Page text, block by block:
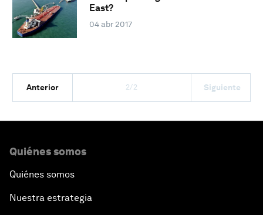
East?
04 abr 2017
Anterior 2/2 Siguiente
Quiénes somos
Quiénes somos
Nuestra estrategia